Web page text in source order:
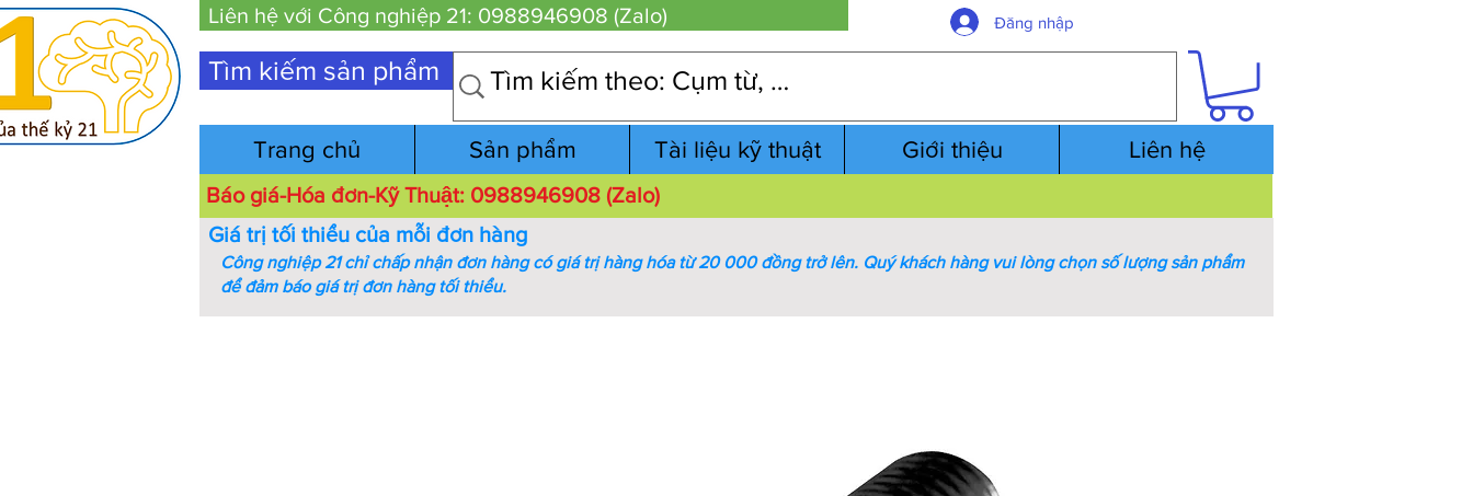
Liên hệ với Công nghiệp 21: 0988946908 (Zalo) Đăng nhập
Tìm kiếm sản phẩm
Trang chủ Sản phẩm Tài liệu kỹ thuật Giới thiệu Liên hệ
Báo giá-Hóa đơn-Kỹ Thuật: 0988946908 (Zalo)
Giá trị tối thiểu của mỗi đơn hàng
Công nghiệp 21 chỉ chấp nhận đơn hàng có giá trị hàng hóa từ 20 000 đồng trở lên. Quý khách hàng vui lòng chọn số lượng sản phẩm
để đảm báo giá trị đơn hàng tối thiểu.